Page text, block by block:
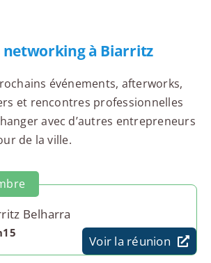
networking à Biarritz
événements, afterworks,
et rencontres professionnelles
avec d’autres entrepreneurs
de la ville.
Belharra
Voir la réunion